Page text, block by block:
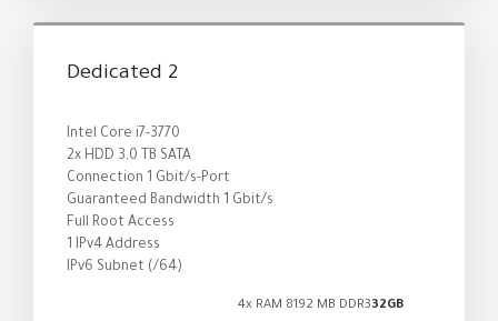
Dedicated 2
Intel Core i7-3770
2x HDD 3,0 TB SATA
Connection 1 Gbit/s-Port
Guaranteed Bandwidth 1 Gbit/s
Full Root Access
1 IPv4 Address
IPv6 Subnet (/64)
4x RAM 8192 MB DDR332GB